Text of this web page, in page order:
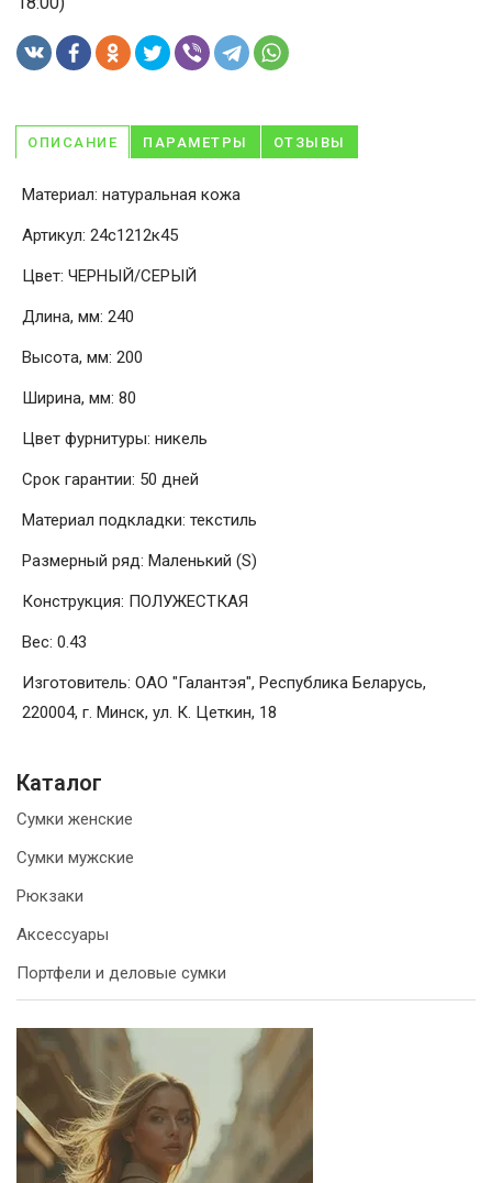
ОПИСАНИЕ ПАРАМЕТРЫ ОТЗЫВЫ
Материал: натуральная кожа
Артикул: 24с1212к45
Цвет: ЧЕРНЫЙ/СЕРЫЙ
Длина, мм: 240
Высота, мм: 200
Ширина, мм: 80
Цвет фурнитуры: никель
Срок гарантии: 50 дней
Материал подкладки: текстиль
Размерный ряд: Маленький (S)
Конструкция: ПОЛУЖЕСТКАЯ
Вес: 0.43
Изготовитель: ОАО "Галантэя", Республика Беларусь,
220004, г. Минск, ул. К. Цеткин, 18
Каталог
Сумки женские
Сумки мужские
Рюкзаки
Аксессуары
Портфели и деловые сумки